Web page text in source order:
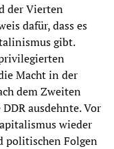
der Vierten
dafür, dass es
gibt.
Macht in der
dem Zweiten
ausdehnte. Vor
wieder
politischen Folgen